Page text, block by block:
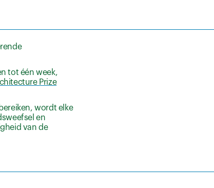
tot één week,
Prize
wordt elke
en
van de